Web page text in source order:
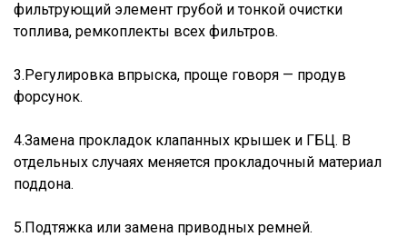
фильтрующий элемент грубой и тонкой очистки
топлива, ремкоплекты всех фильтров.
3.Регулировка впрыска, проще говоря — продув
форсунок.
4.Замена прокладок клапанных крышек и ГБЦ. В
отдельных случаях меняется прокладочный материал
поддона.
5.Подтяжка или замена приводных ремней.